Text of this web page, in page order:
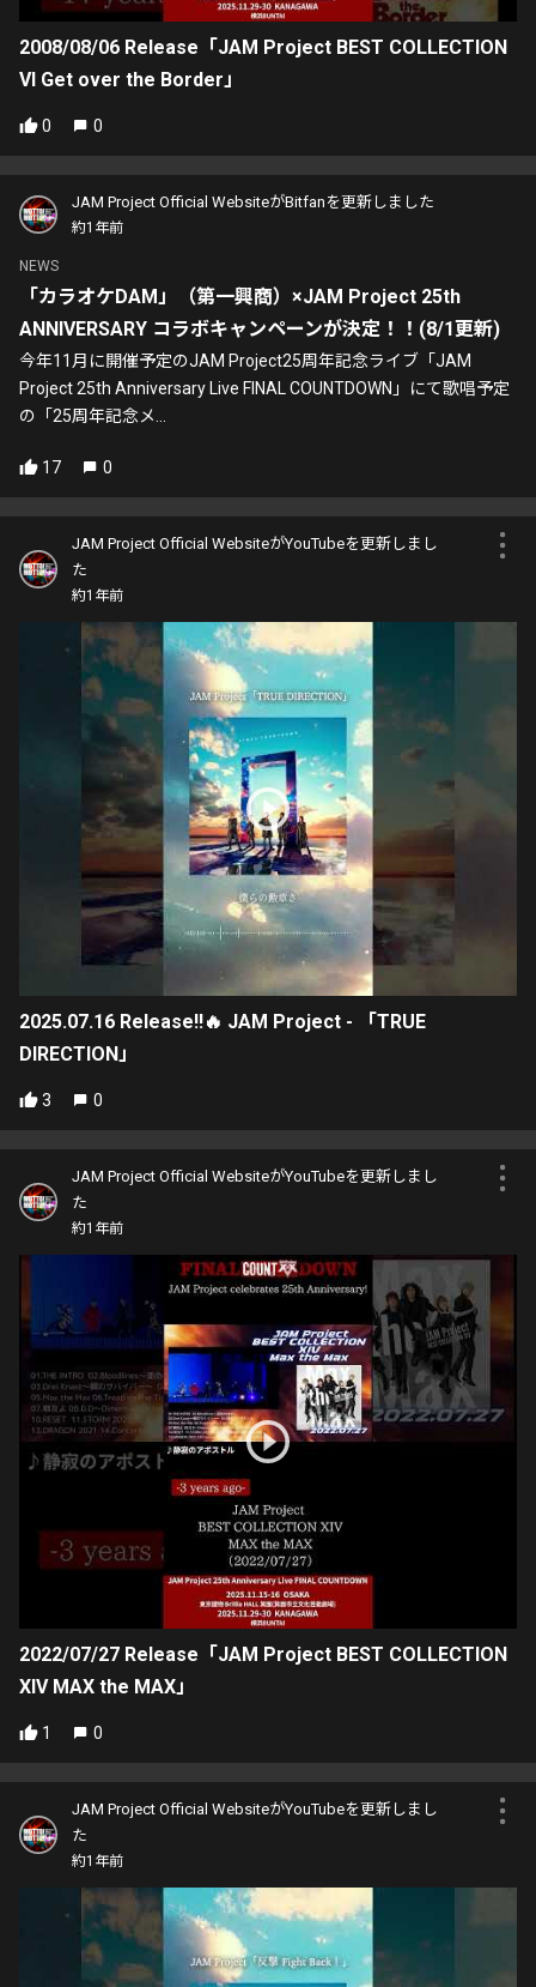
2008/08/06 Release「JAM Project BEST COLLECTION
VI Get over the Border」
0 0
JAM Project Official WebsiteがBitfanを更新しました
約1年前
NEWS
「カラオケDAM」（第一興商）×JAM Project 25th
ANNIVERSARY コラボキャンペーンが決定！！(8/1更新)
今年11月に開催予定のJAM Project25周年記念ライブ「JAM
Project 25th Anniversary Live FINAL COUNTDOWN」にて歌唱予定
の「25周年記念メ...
17 0
JAM Project Official WebsiteがYouTubeを更新しまし
た
約1年前
2025.07.16 Release!!🔥 JAM Project - 「TRUE
DIRECTION」
3 0
JAM Project Official WebsiteがYouTubeを更新しまし
た
約1年前
2022/07/27 Release「JAM Project BEST COLLECTION
XIV MAX the MAX」
1 0
JAM Project Official WebsiteがYouTubeを更新しまし
た
約1年前